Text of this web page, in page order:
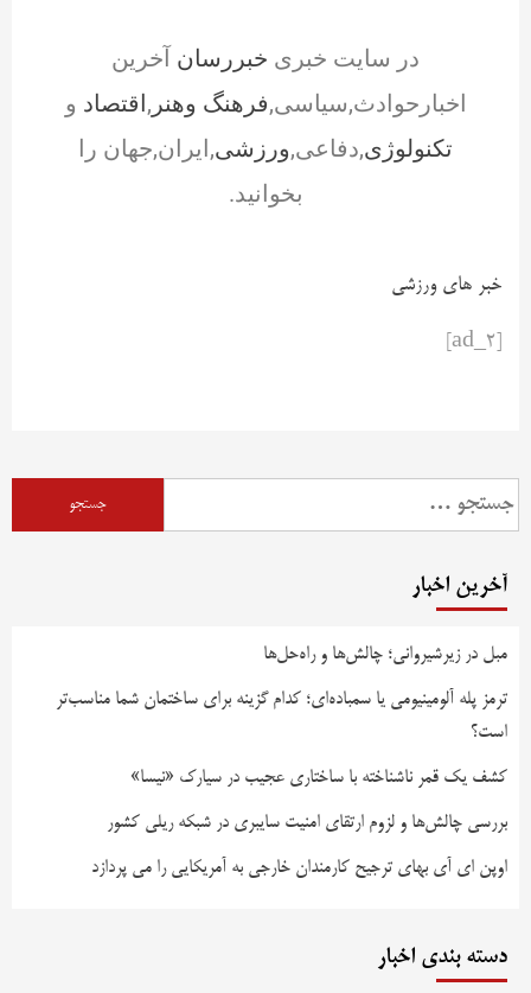
در سایت خبری خبررسان آخرین
اخبارحوادث,سیاسی,فرهنگ وهنر ,اقتصاد و
تکنولوژی,دفاعی,ورزشی,ایران,جهان را
بخوانید.
خبر های ورزشی
آخرین اخبار
مبل در زیرشیروانی؛ چالش‌ها و راه‌حل‌ها
ترمز پله آلومینیومی یا سمباده‌ای؛ کدام گزینه برای ساختمان شما مناسب‌تر
است؟
کشف یک قمر ناشناخته با ساختاری عجیب در سیارک «نیسا»
بررسی چالش‌ها و لزوم ارتقای امنیت سایبری در شبکه ریلی کشور
اوپن ای آی بهای ترجیح کارمندان خارجی به آمریکایی را می پردازد
دسته بندی اخبار